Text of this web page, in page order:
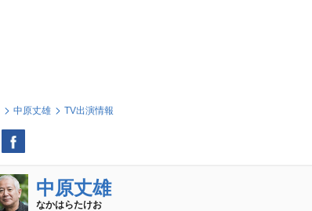
中原丈雄 TV出演情報
中原丈雄
なかはらたけお